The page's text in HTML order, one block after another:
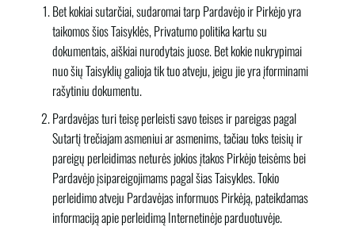
Bet kokiai sutarčiai, sudaromai tarp Pardavėjo ir Pirkėjo yra
taikomos šios Taisyklės, Privatumo politika kartu su
dokumentais, aiškiai nurodytais juose. Bet kokie nukrypimai
nuo šių Taisyklių galioja tik tuo atveju, jeigu jie yra įforminami
rašytiniu dokumentu.
Pardavėjas turi teisę perleisti savo teises ir pareigas pagal
Sutartį trečiajam asmeniui ar asmenims, tačiau toks teisių ir
pareigų perleidimas neturės jokios įtakos Pirkėjo teisėms bei
Pardavėjo įsipareigojimams pagal šias Taisykles. Tokio
perleidimo atveju Pardavėjas informuos Pirkėją, pateikdamas
informaciją apie perleidimą Internetinėje parduotuvėje.